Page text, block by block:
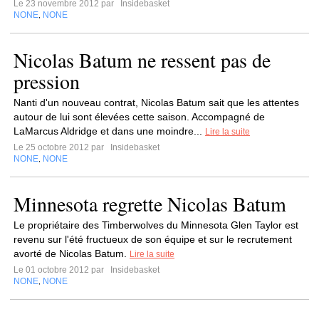
Le 23 novembre 2012 par
Insidebasket
NONE NONE
Nicolas Batum ne ressent pas de
pression
Nanti d'un nouveau contrat, Nicolas Batum sait que les attentes
autour de lui sont élevées cette saison. Accompagné de
LaMarcus Aldridge et dans une moindre...
Lire la suite
Le 25 octobre 2012 par
Insidebasket
NONE NONE
Minnesota regrette Nicolas Batum
Le propriétaire des Timberwolves du Minnesota Glen Taylor est
revenu sur l'été fructueux de son équipe et sur le recrutement
avorté de Nicolas Batum.
Lire la suite
Le 01 octobre 2012 par
Insidebasket
NONE NONE